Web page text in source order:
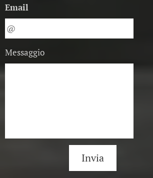
Email
Messaggio
Invia